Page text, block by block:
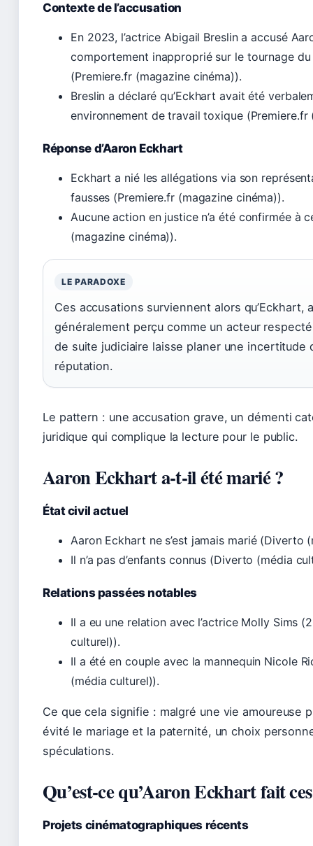
Contexte de l’accusation
En 2023, l’actrice Abigail Breslin a accusé
comportement inapproprié sur le tournage
(Premiere.fr (magazine cinéma)).
Breslin a déclaré qu’Eckhart avait été
environnement de travail toxique (Premiere.fr
Réponse d’Aaron Eckhart
Eckhart a nié les allégations via son
fausses (Premiere.fr (magazine cinéma)).
Aucune action en justice n’a été confirmée à
(magazine cinéma)).
LE PARADOXE
Ces accusations surviennent alors qu’Eckhart,
généralement perçu comme un acteur respecté
de suite judiciaire laisse planer une incertitude
réputation.
Le pattern : une accusation grave, un démenti
juridique qui complique la lecture pour le public.
Aaron Eckhart a-t-il été marié ?
État civil actuel
Aaron Eckhart ne s’est jamais marié (Diverto
Il n’a pas d’enfants connus (Diverto (média
Relations passées notables
Il a eu une relation avec l’actrice Molly Sims
culturel)).
Il a été en couple avec la mannequin Nicole
(média culturel)).
Ce que cela signifie : malgré une vie amoureuse
évité le mariage et la paternité, un choix
spéculations.
Qu’est-ce qu’Aaron Eckhart fait
Projets cinématographiques récents